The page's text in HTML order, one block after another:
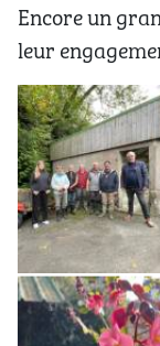
Encore un
leur